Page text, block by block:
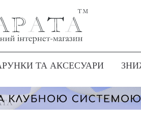
ТА АКСЕСУАРИ